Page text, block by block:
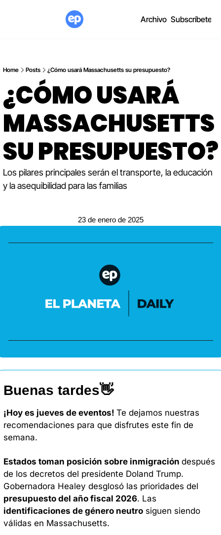
Archivo Subscríbete
Home Posts ¿Cómo usará Massachusetts su presupuesto?
¿CÓMO USARÁ
MASSACHUSETTS
SU PRESUPUESTO?
Los pilares principales serán el transporte, la educación
y la asequibilidad para las familias
23 de enero de 2025
Buenas tardes👋
¡Hoy es jueves de eventos! Te dejamos nuestras
recomendaciones para que disfrutes este fin de
semana.
Estados toman posición sobre inmigración después
de los decretos del presidente Doland Trump.
presupuesto del año fiscal 2026
identificaciones de género neutro siguen siendo
válidas en Massachusetts.